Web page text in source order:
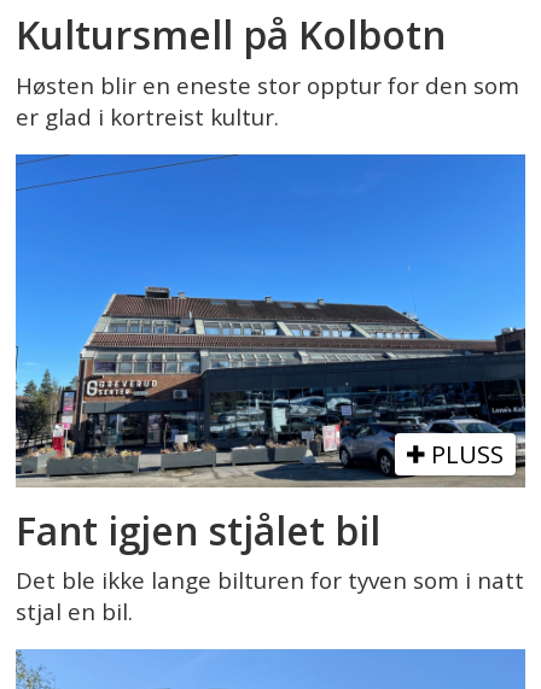
Kultursmell på Kolbotn
Høsten blir en eneste stor opptur for den som
er glad i kortreist kultur.
PLUSS
Fant igjen stjålet bil
Det ble ikke lange bilturen for tyven som i natt
stjal en bil.